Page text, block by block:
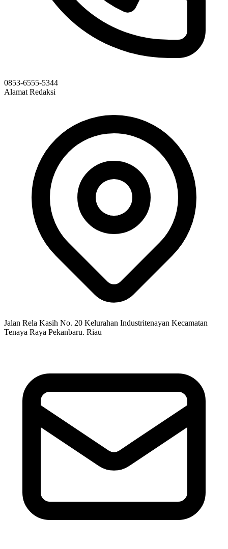
0853-6555-5344
Alamat Redaksi
Jalan Rela Kasih No. 20 Kelurahan Industritenayan Kecamatan
Tenaya Raya Pekanbaru. Riau